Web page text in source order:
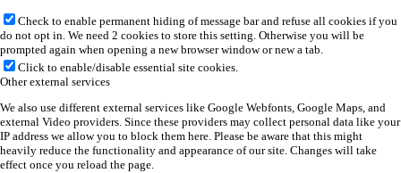
Check to enable permanent hiding of message bar and refuse all cookies if you
do not opt in. We need 2 cookies to store this setting. Otherwise you will be
prompted again when opening a new browser window or new a tab.
Click to enable/disable essential site cookies.
Other external services
We also use different external services like Google Webfonts, Google Maps, and
external Video providers. Since these providers may collect personal data like your
IP address we allow you to block them here. Please be aware that this might
heavily reduce the functionality and appearance of our site. Changes will take
effect once you reload the page.